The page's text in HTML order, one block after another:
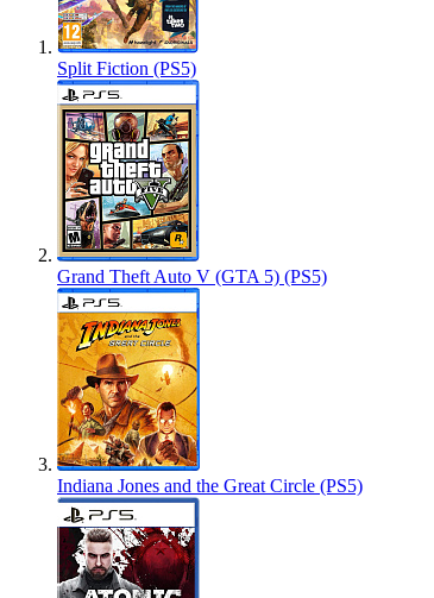
Split Fiction (PS5)
Grand Theft Auto V (GTA 5) (PS5)
Indiana Jones and the Great Circle (PS5)